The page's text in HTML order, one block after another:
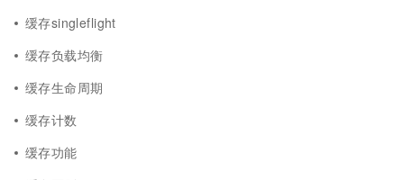
缓存singleflight
缓存负载均衡
缓存生命周期
缓存计数
缓存功能